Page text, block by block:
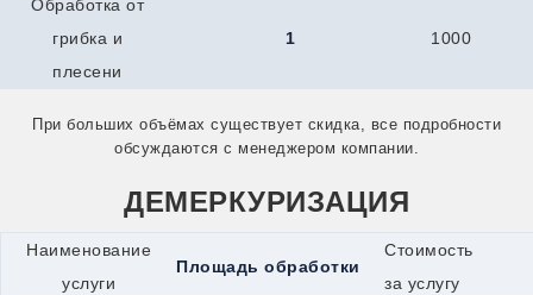
Реутов
Сергиев Посад
Серпухов
Славянск-на-Кубани
Солнечногорск
Старый Оскол
Стрежевой
Обработка от
грибка и
плесени
1 1000
При больших объёмах существует скидка, все подробности
обсуждаются с менеджером компании.
ДЕМЕРКУРИЗАЦИЯ
Наименование
услуги
Площадь обработки
Стоимость
за услугу